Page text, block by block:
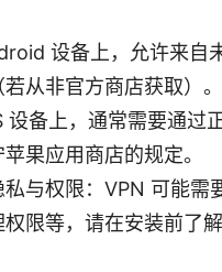
设备上，允许来自
从非官方商店获取）。
设备上，通常需要通过
果应用商店的规定。
私与权限：VPN 可能需
权限等，请在安装前了